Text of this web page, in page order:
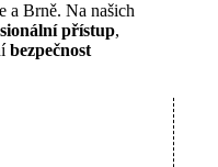
a Brně. Na našich
přístup,
bezpečnost